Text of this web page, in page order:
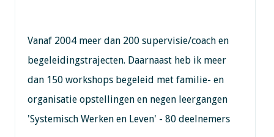
Vanaf 2004 meer dan 200 supervisie/coach en
begeleidingstrajecten. Daarnaast heb ik meer
dan 150 workshops begeleid met familie- en
organisatie opstellingen en negen leergangen
'Systemisch Werken en Leven' - 80 deelnemers